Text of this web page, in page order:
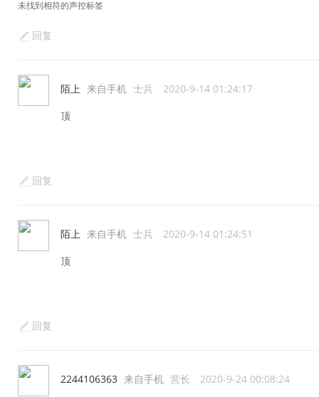
未找到相符的声控标签
回复
陌上 来自手机 士兵 2020-9-14 01:24:17
顶
回复
陌上 来自手机 士兵 2020-9-14 01:24:51
顶
回复
2244106363 来自手机 营长 2020-9-24 00:08:24